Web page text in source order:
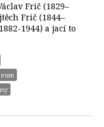
Frič (1829–
Frič (1844–
1944) a jací to